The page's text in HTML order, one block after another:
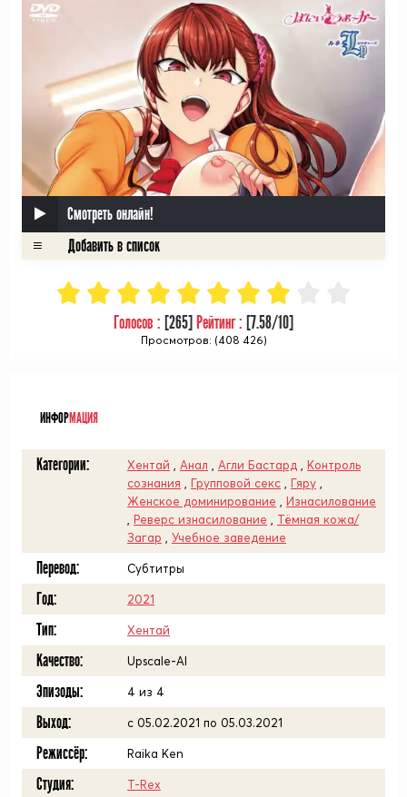
Смотреть онлайн!
Голосов : [265] Рейтинг : [7.58/10]
Просмотров: (408 426)
ИНФОРМАЦИЯ
Категории: Хентай Анал Агли Бастард
Контроль
сознания
Групповой секс Гяру
Женское доминирование
Изнасилование
Реверс изнасилование
Тёмная кожа/
Загар
Учебное заведение
Перевод: Субтитры
Год: 2021
Тип: Хентай
Качество: Upscale-AI
Эпизоды: 4 из 4
Выход: с 05.02.2021 по 05.03.2021
Режиссёр: Raika Ken
Студия: T-Rex